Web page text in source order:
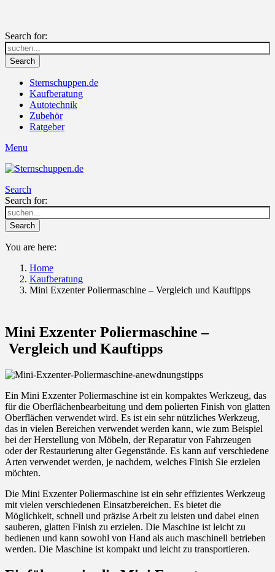
Search for:
Search
Sternschuppen.de
Kaufberatung
Autotechnik
Zubehör
Ratgeber
Menu
Search
Search for:
Search
You are here:
Home
Kaufberatung
Mini Exzenter Poliermaschine – Vergleich und Kauftipps
Mini Exzenter Poliermaschine –
Vergleich und Kauftipps
Ein Mini Exzenter Poliermaschine ist ein kompaktes Werkzeug, das
für die Oberflächenbearbeitung und dem polierten Finish von glatten
Oberflächen verwendet wird. Es ist ein sehr nützliches Werkzeug,
das in vielen Bereichen verwendet werden kann, wie zum Beispiel
bei der Herstellung von Möbeln, der Reparatur von Fahrzeugen
oder der Restaurierung alter Gegenstände. Es kann auf verschiedene
Arten verwendet werden, je nachdem, welches Finish Sie erzielen
möchten.
Die Mini Exzenter Poliermaschine ist ein sehr effizientes Werkzeug
mit vielen verschiedenen Einsatzbereichen. Es bietet die
Möglichkeit, schnell und präzise Arbeit zu leisten und dabei einen
sauberen, glatten Finish zu erzielen. Die Maschine ist leicht zu
bedienen und kann sowohl von Hand als auch maschinell betrieben
werden. Die Maschine ist kompakt und leicht zu transportieren.